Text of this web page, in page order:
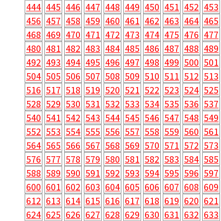
444 445 446 447 448 449 450 451 452 453
456 457 458 459 460 461 462 463 464 465
468 469 470 471 472 473 474 475 476 477
480 481 482 483 484 485 486 487 488 489
492 493 494 495 496 497 498 499 500 501
504 505 506 507 508 509 510 511 512 513
516 517 518 519 520 521 522 523 524 525
528 529 530 531 532 533 534 535 536 537
540 541 542 543 544 545 546 547 548 549
552 553 554 555 556 557 558 559 560 561
564 565 566 567 568 569 570 571 572 573
576 577 578 579 580 581 582 583 584 585
588 589 590 591 592 593 594 595 596 597
600 601 602 603 604 605 606 607 608 609
612 613 614 615 616 617 618 619 620 621
624 625 626 627 628 629 630 631 632 633